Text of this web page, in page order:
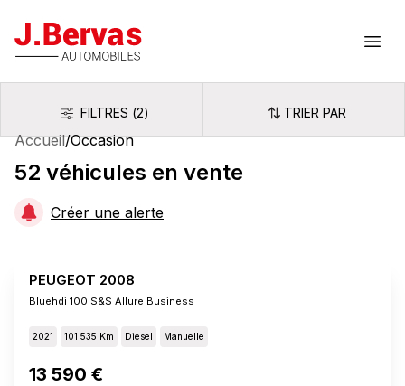
J.Bervas
FiltresFILTRES (2) Trier par
TRIER PAR
Accueil/Occasion
52 véhicules en vente
Créer une alerte
PEUGEOT 2008
Bluehdi 100 S&s Allure Business
2021 101 535 Km Diesel Manuelle
13 590 €